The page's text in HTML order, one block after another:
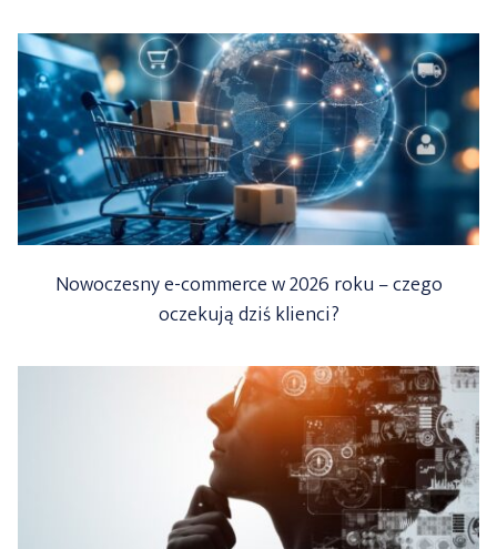
Nowoczesny e-commerce w 2026 roku – czego
oczekują dziś klienci?